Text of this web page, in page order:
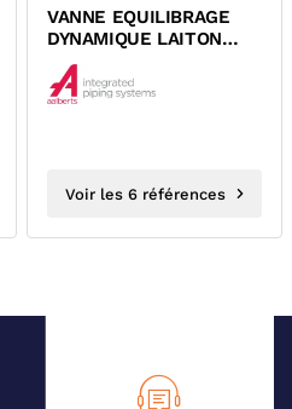
VANNE EQUILIBRAGE
DYNAMIQUE LAITON
TARAUDEE PN16
APOLLO 1600 AIPS
Voir les 6 références